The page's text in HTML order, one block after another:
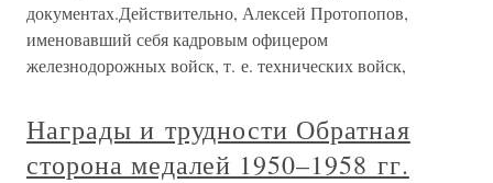
документах.Действительно, Алексей Протопопов,
именовавший себя кадровым офицером
железнодорожных войск, т. е. технических войск,
Награды и трудности Обратная
сторона медалей 1950–1958 гг.